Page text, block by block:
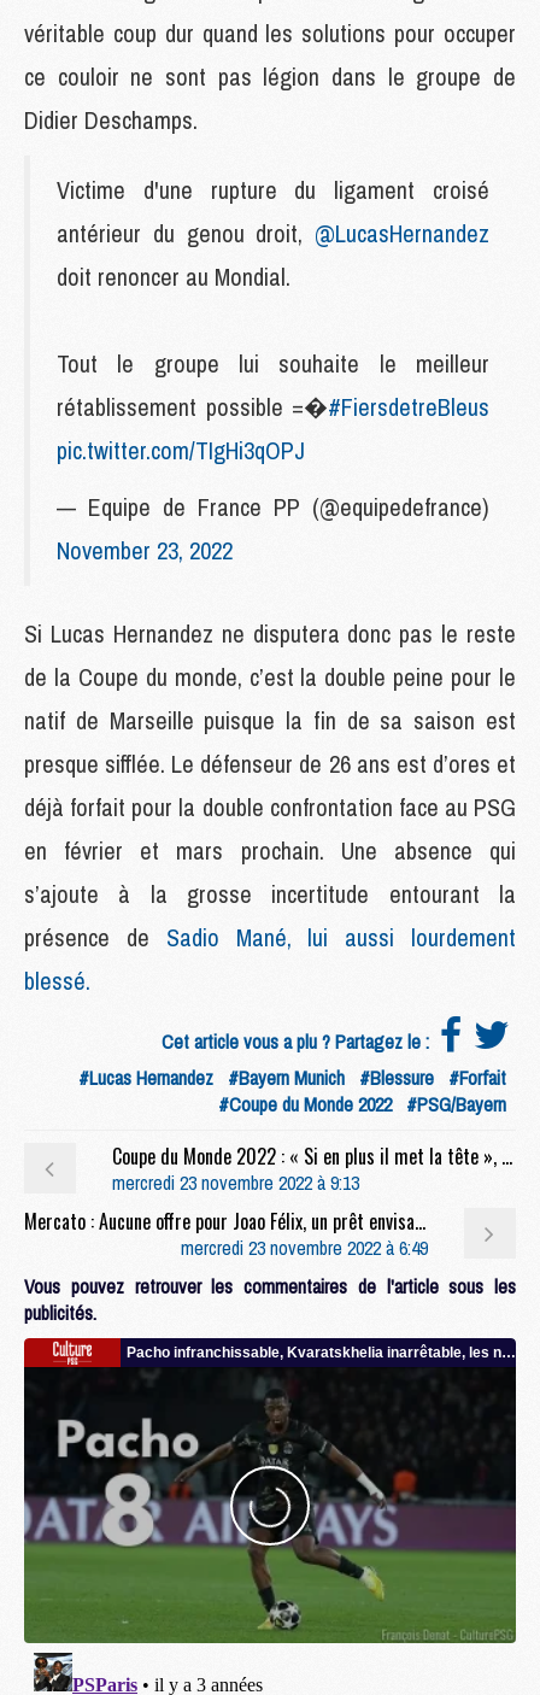
véritable coup dur quand les solutions pour occuper
ce couloir ne sont pas légion dans le groupe de
Didier Deschamps.
Victime d'une rupture du ligament croisé
antérieur du genou droit, @LucasHernandez
doit renoncer au Mondial.
Tout le groupe lui souhaite le meilleur
rétablissement possible =�#FiersdetreBleus
pic.twitter.com/TIgHi3qOPJ
— Equipe de France PP (@equipedefrance)
November 23, 2022
Si Lucas Hernandez ne disputera donc pas le reste
de la Coupe du monde, c’est la double peine pour le
natif de Marseille puisque la fin de sa saison est
presque sifflée. Le défenseur de 26 ans est d’ores et
déjà forfait pour la double confrontation face au PSG
en février et mars prochain. Une absence qui
s’ajoute à la grosse incertitude entourant la
présence de Sadio Mané, lui aussi lourdement
blessé.
Cet article vous a plu ? Partagez le :
#Lucas Hernandez #Bayern Munich #Blessure #Forfait
#Coupe du Monde 2022 #PSG/Bayern
Coupe du Monde 2022 : « Si en plus il met la tête », Mbappé largement plébiscité après France/Australie
mercredi 23 novembre 2022 à 9:13
Mercato : Aucune offre pour Joao Félix, un prêt envisagé par l’Atlético ?
mercredi 23 novembre 2022 à 6:49
Vous pouvez retrouver les commentaires de l'article sous les
publicités.